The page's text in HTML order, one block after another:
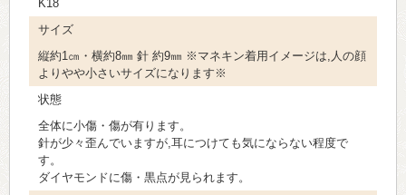
K18
サイズ
縦約1㎝・横約8㎜ 針 約9㎜ ※マネキン着用イメージは,人の顔
よりやや小さいサイズになります※
状態
全体に小傷・傷が有ります。
針が少々歪んでいますが,耳につけても気にならない程度で
す。
ダイヤモンドに傷・黒点が見られます。